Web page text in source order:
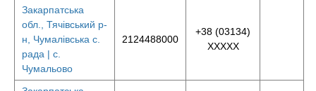
Закарпатська
обл., Тячівський р-
н, Чумалівська с.
рада | с.
Чумальово
2124488000
+38 (03134)
XXXXX